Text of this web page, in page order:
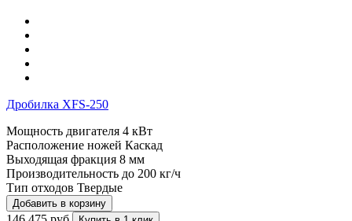
Дробилка XFS-250
Мощность двигателя 4 кВт
Расположение ножей Каскад
Выходящая фракция 8 мм
Производительность до 200 кг/ч
Тип отходов Твердые
Добавить в корзину